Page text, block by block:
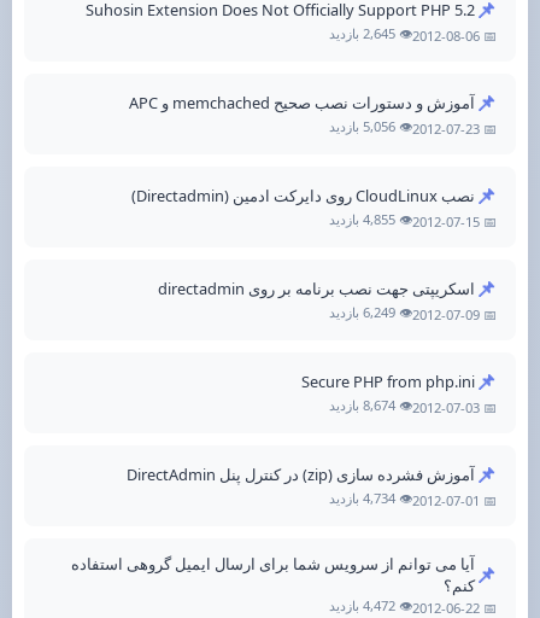
📌
Suhosin Extension Does Not Officially Support PHP 5.2
📅 2012-08-06 👁️ 2,645 بازدید
📌آموزش و دستورات نصب صحیح memchached و APC
📅 2012-07-23 👁️ 5,056 بازدید
📌 نصب CloudLinux روی دایرکت ادمین (Directadmin)
📅 2012-07-15 👁️ 4,855 بازدید
📌 اسکریپتی جهت نصب برنامه بر روی directadmin
📅 2012-07-09 👁️ 6,249 بازدید
📌
Secure PHP from php.ini
📅 2012-07-03 👁️ 8,674 بازدید
📌آموزش فشرده سازی (zip) در کنترل پنل DirectAdmin
📅 2012-07-01 👁️ 4,734 بازدید
📌آیا می توانم از سرویس شما برای ارسال ایمیل گروهی استفاده
کنم؟
📅 2012-06-22 👁️ 4,472 بازدید